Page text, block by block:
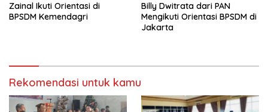
Zainal Ikuti Orientasi di
BPSDM Kemendagri
Billy Dwitrata dari PAN
Mengikuti Orientasi BPSDM di
Jakarta
Rekomendasi untuk kamu